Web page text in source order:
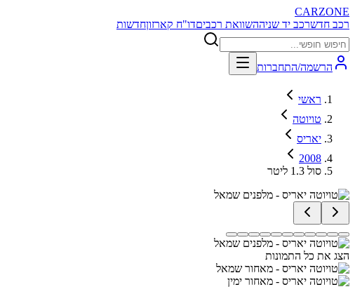
CARZONE
רכב חדשרכב יד שניההשוואת רכביםדו"ח קארזוןחדשות
הרשמה/התחברות
ראשי
טויוטה
יאריס
2008
סול 1.3 ליטר
הצג את כל התמונות